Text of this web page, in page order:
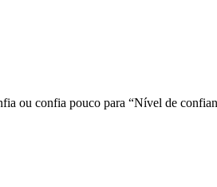
ou confia pouco para “Nível de